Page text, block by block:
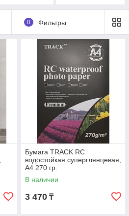
0 Фильтры
Бумага TRACK RC
водостойкая суперглянцевая,
A4 270 гр.
В наличии
3 470 ₸